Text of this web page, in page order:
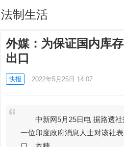
法制生活
外媒：为保证国内库
出口
快报 2022年5月25日 14:07
中新网5月25日电 据路透社
一位印度政府消息人士对该社